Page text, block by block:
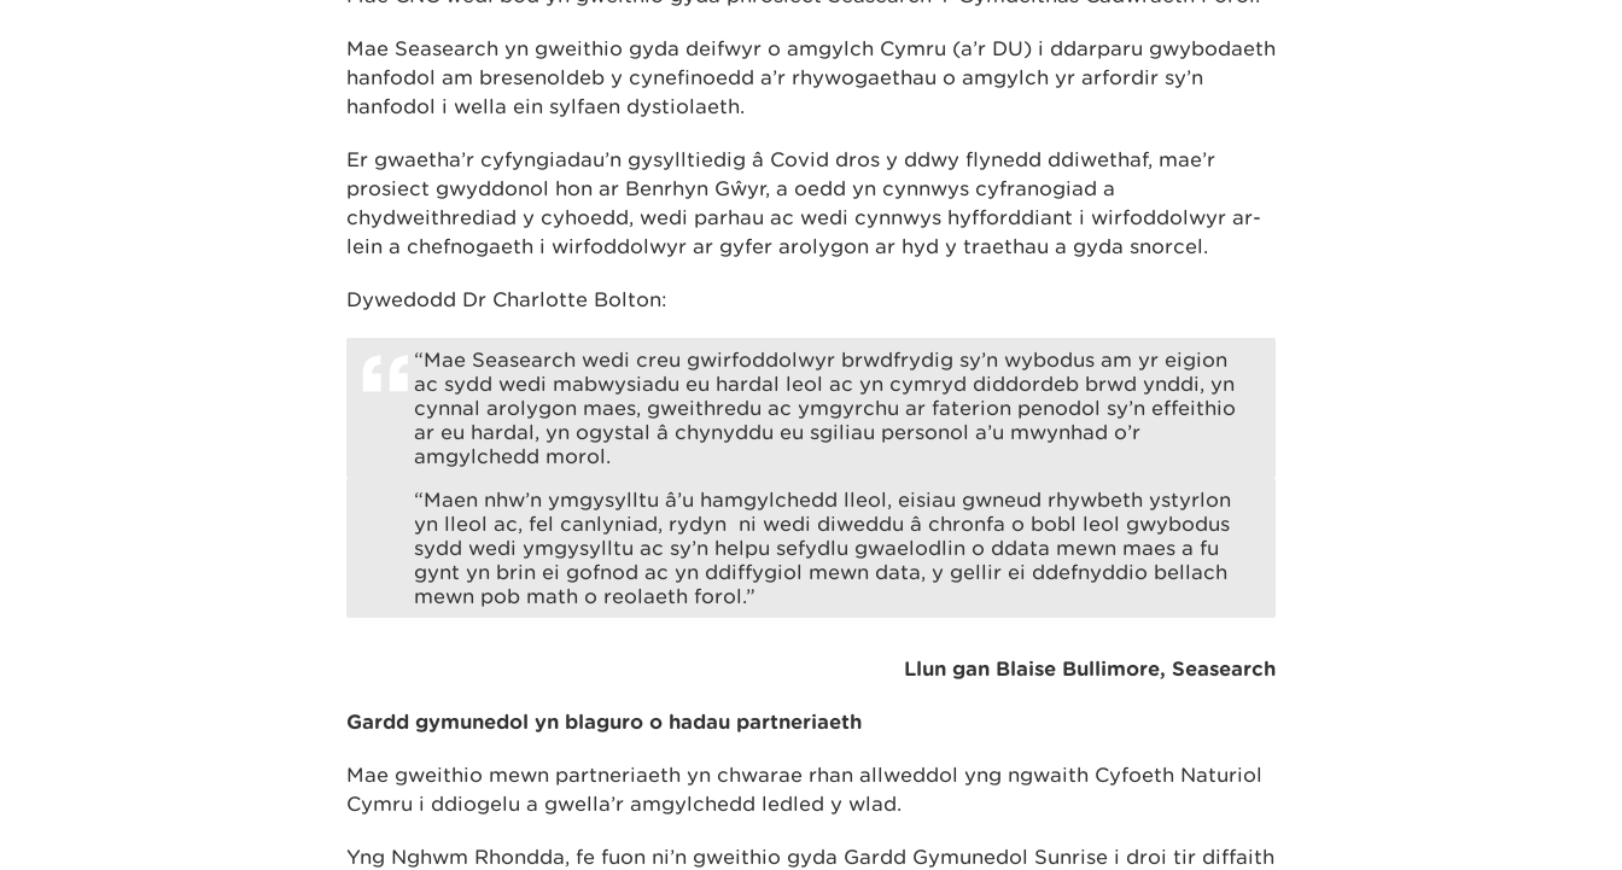
Mae Seasearch yn gweithio gyda deifwyr o amgylch Cymru (a’r DU) i ddarparu gwybodaeth
hanfodol am bresenoldeb y cynefinoedd a’r rhywogaethau o amgylch yr arfordir sy’n
hanfodol i wella ein sylfaen dystiolaeth.
Er gwaetha’r cyfyngiadau’n gysylltiedig â Covid dros y ddwy flynedd ddiwethaf, mae’r
prosiect gwyddonol hon ar Benrhyn Gŵyr, a oedd yn cynnwys cyfranogiad a
chydweithrediad y cyhoedd, wedi parhau ac wedi cynnwys hyfforddiant i wirfoddolwyr ar-
lein a chefnogaeth i wirfoddolwyr ar gyfer arolygon ar hyd y traethau a gyda snorcel.
Dywedodd Dr Charlotte Bolton:
“Mae Seasearch wedi creu gwirfoddolwyr brwdfrydig sy’n wybodus am yr eigion
ac sydd wedi mabwysiadu eu hardal leol ac yn cymryd diddordeb brwd ynddi, yn
cynnal arolygon maes, gweithredu ac ymgyrchu ar faterion penodol sy’n effeithio
ar eu hardal, yn ogystal â chynyddu eu sgiliau personol a’u mwynhad o’r
amgylchedd morol.
“Maen nhw’n ymgysylltu â’u hamgylchedd lleol, eisiau gwneud rhywbeth ystyrlon
yn lleol ac, fel canlyniad, rydyn ni wedi diweddu â chronfa o bobl leol gwybodus
sydd wedi ymgysylltu ac sy’n helpu sefydlu gwaelodlin o ddata mewn maes a fu
gynt yn brin ei gofnod ac yn ddiffygiol mewn data, y gellir ei ddefnyddio bellach
mewn pob math o reolaeth forol.”
Llun gan Blaise Bullimore, Seasearch
Gardd gymunedol yn blaguro o hadau partneriaeth
Mae gweithio mewn partneriaeth yn chwarae rhan allweddol yng ngwaith Cyfoeth Naturiol
Cymru i ddiogelu a gwella’r amgylchedd ledled y wlad.
Yng Nghwm Rhondda, fe fuon ni’n gweithio gyda Gardd Gymunedol Sunrise i droi tir diffaith